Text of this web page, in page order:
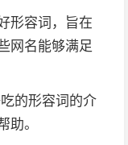
形容词，旨在
网名能够满足
的形容词的介
助。